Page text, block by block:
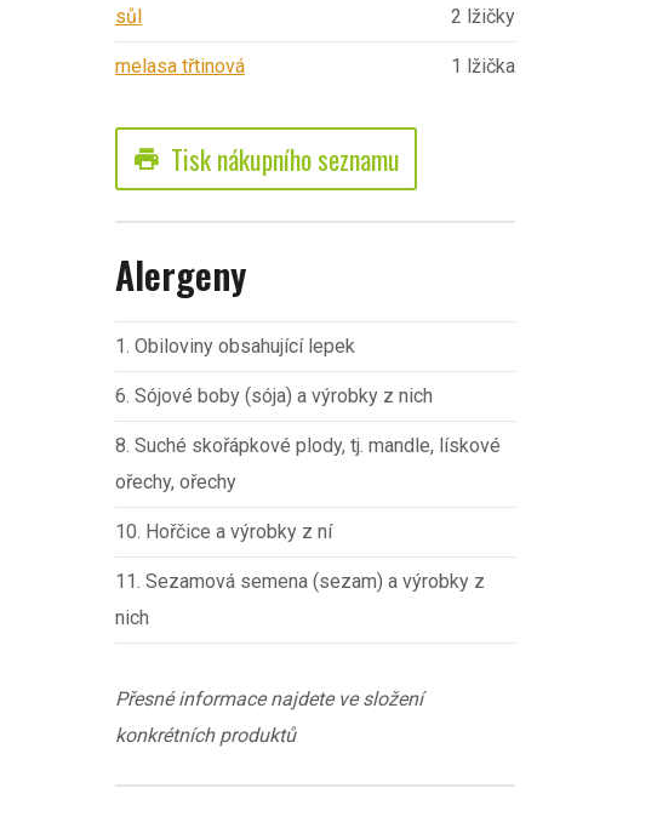
sůl 2 lžičky
melasa třtinová 1 lžička
print Tisk nákupního seznamu
Alergeny
1. Obiloviny obsahující lepek
6. Sójové boby (sója) a výrobky z nich
8. Suché skořápkové plody, tj. mandle, lískové
ořechy, ořechy
10. Hořčice a výrobky z ní
11. Sezamová semena (sezam) a výrobky z
nich
Přesné informace najdete ve složení
konkrétních produktů